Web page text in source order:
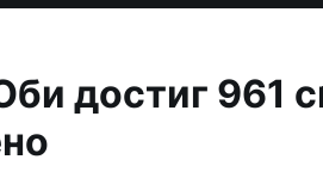
достиг 961